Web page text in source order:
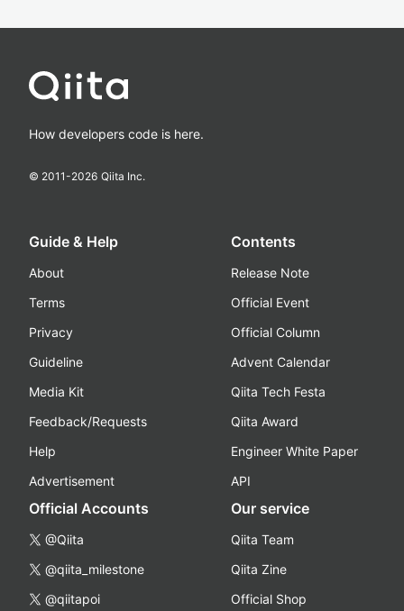
How developers code is here.
© 2011-2026 Qiita Inc.
Guide & Help
About
Terms
Privacy
Guideline
Media Kit
Feedback/Requests
Help
Advertisement
Contents
Release Note
Official Event
Official Column
Advent Calendar
Qiita Tech Festa
Qiita Award
Engineer White Paper
API
Official Accounts
@Qiita
@qiita_milestone
@qiitapoi
Our service
Qiita Team
Qiita Zine
Official Shop